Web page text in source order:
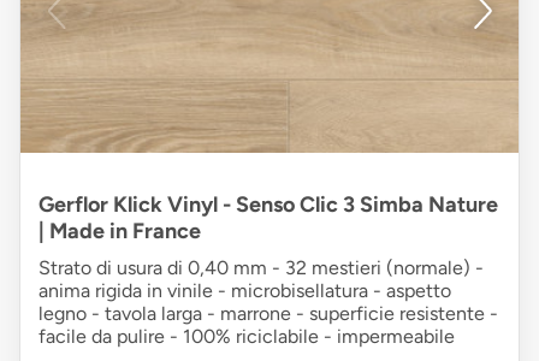
Gerflor Klick Vinyl - Senso Clic 3 Simba Nature
| Made in France
Strato di usura di 0,40 mm - 32 mestieri (normale) -
anima rigida in vinile - microbisellatura - aspetto
legno - tavola larga - marrone - superficie resistente -
facile da pulire - 100% riciclabile - impermeabile